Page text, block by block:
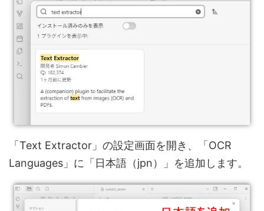
「Text Extractor」の設定画面を開き、「OCR
Languages」に「日本語（jpn）」を追加します。